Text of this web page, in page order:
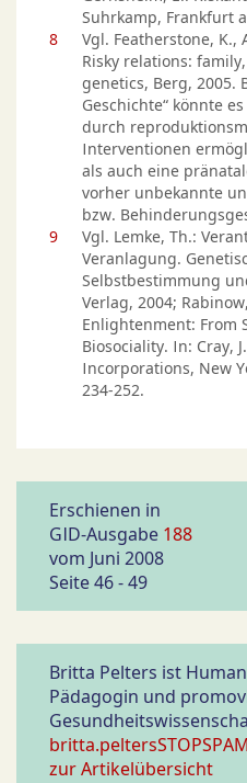
Suhrkamp, Frankfurt
8
Vgl. Featherstone, K.,
Risky relations:
genetics, Berg, 2005.
Geschichte“ könnte
durch
Interventionen
als auch eine
vorher unbekannte
bzw.
9
Vgl. Lemke, Th.:
Veranlagung.
Selbstbestimmung
Verlag, 2004;
Enlightenment: From
Biosociality. In: Cray,
Incorporations, New
234-252.
Erschienen in
GID-Ausgabe 188
vom Juni 2008
Seite 46 - 49
Britta Pelters ist
Pädagogin und
zur Artikelübersicht